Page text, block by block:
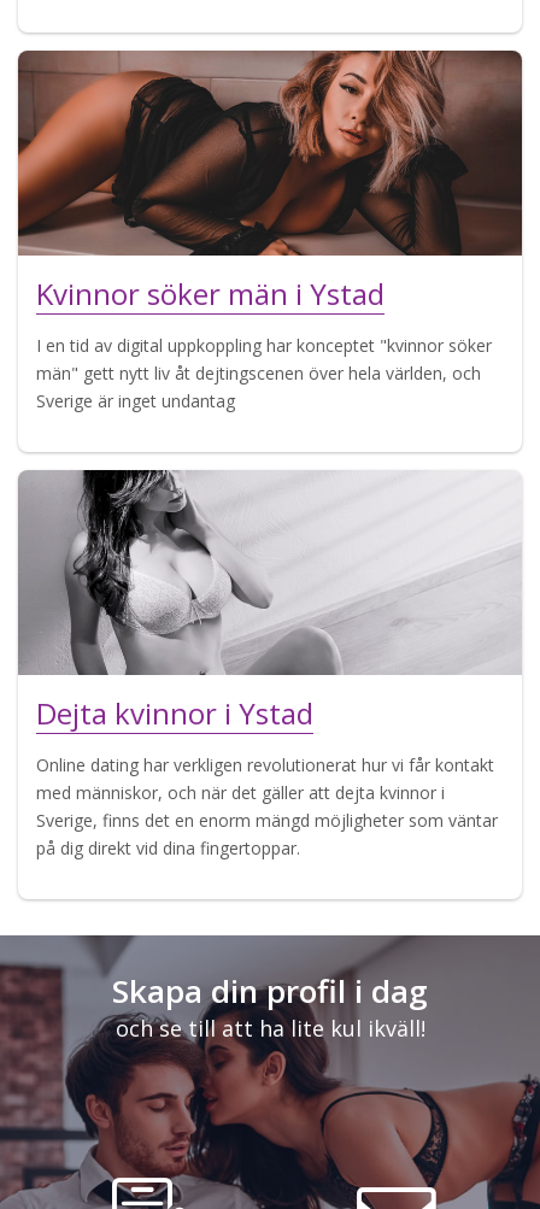
Kvinnor söker män i Ystad
I en tid av digital uppkoppling har konceptet "kvinnor söker
män" gett nytt liv åt dejtingscenen över hela världen, och
Sverige är inget undantag
Dejta kvinnor i Ystad
Online dating har verkligen revolutionerat hur vi får kontakt
med människor, och när det gäller att dejta kvinnor i
Sverige, finns det en enorm mängd möjligheter som väntar
på dig direkt vid dina fingertoppar.
Skapa din profil i dag
och se till att ha lite kul ikväll!